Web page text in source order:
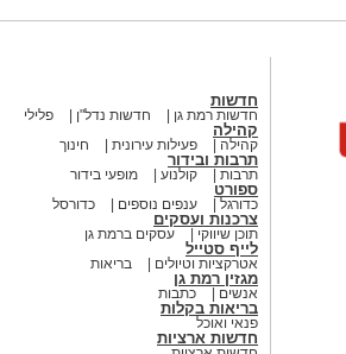
חדשות
חדשות רמת גן חדשות נדל"ן פלילי
קהילה
קהילה פעילות עירונית חינוך
תרבות ובידור
תרבות קולנוע מופעי בידור
ספורט
כדורגל ענפים נוספים כדורסל
צרכנות ועסקים
תוכן שיווקי עסקים ברמת גן
לייף סטייל
אטרקציות וטיולים בריאות
מגזין רמת גן
אנשים כתבות
בריאות בקלות
פנאי ואוכל
חדשות ארציות